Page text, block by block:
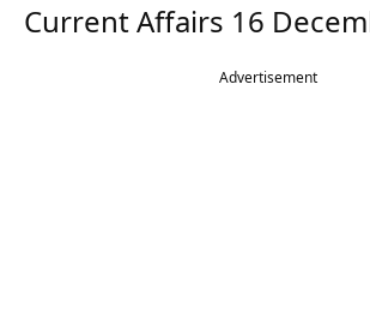
Current Affairs 16
Advertisement